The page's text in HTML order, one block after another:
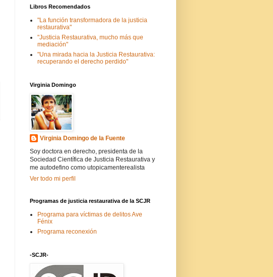
Libros Recomendados
"La función transformadora de la justicia
restaurativa"
"Justicia Restaurativa, mucho más que
mediación"
"Una mirada hacia la Justicia Restaurativa:
recuperando el derecho perdido"
Virginia Domingo
Virginia Domingo de la Fuente
Soy doctora en derecho, presidenta de la
Sociedad Científica de Justicia Restaurativa y
me autodefino como utopicamenterealista
Ver todo mi perfil
Programas de justicia restaurativa de la SCJR
Programa para víctimas de delitos Ave
Fénix
Programa reconexión
-SCJR-